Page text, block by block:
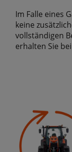
Im Falle eines
keine
vollständigen
erhalten Sie